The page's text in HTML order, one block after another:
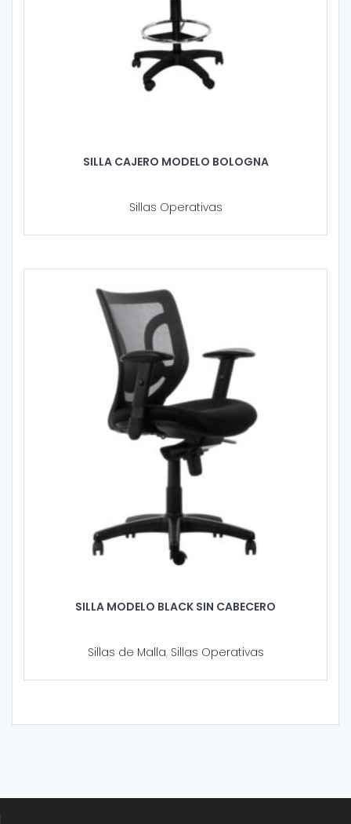
SILLA CAJERO MODELO BOLOGNA
Sillas Operativas
SILLA MODELO BLACK SIN CABECERO
Sillas de Malla, Sillas Operativas